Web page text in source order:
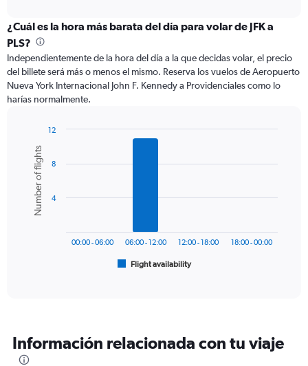
categories.
Range:
categories.
The
chart
has
axis
displaying
values.
Range:
¿Cuál es la hora más barata del día para volar de JFK a
PLS?
Independientemente de la hora del día a la que decidas volar, el precio
del billete será más o menos el mismo. Reserva los vuelos de Aeropuerto
Nueva York Internacional John F. Kennedy a Providenciales como lo
harías normalmente.
chart
with
bars.
The
categories.
The
Chart
graphic.
Number of flights
Flight availability
00:00 - 06:00 06:00 - 12:00 12:00 - 18:00 18:00 - 00:00
4
8
12
Información relacionada con tu viaje